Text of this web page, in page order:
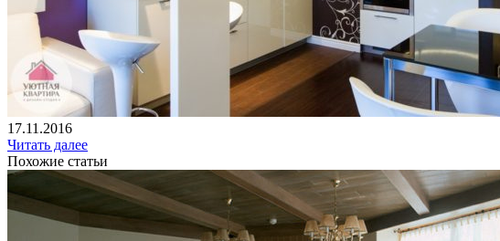
17.11.2016
Читать далее
Похожие статьи